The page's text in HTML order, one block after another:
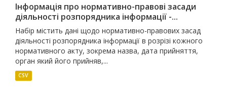
Інформація про нормативно-правові засади
діяльності розпорядника інформації -...
Набір містить дані щодо нормативно-правових засад
діяльності розпорядника інформації в розрізі кожного
нормативного акту, зокрема назва, дата прийняття,
орган який його прийняв,...
CSV